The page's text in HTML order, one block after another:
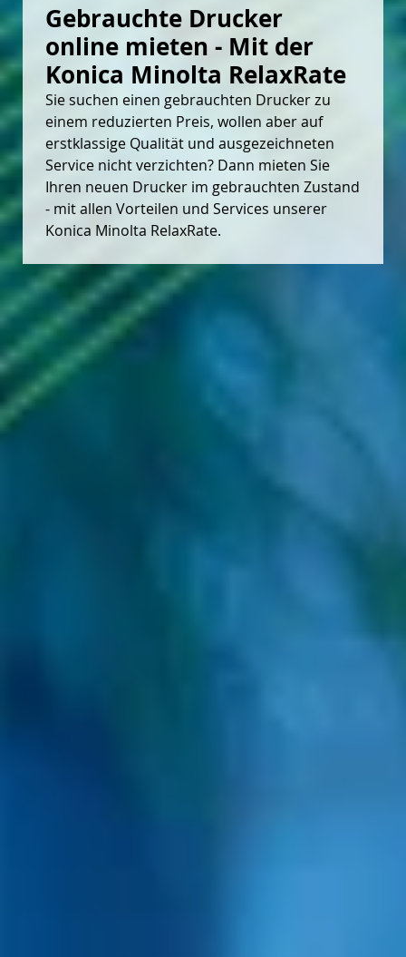
Gebrauchte Drucker
online mieten - Mit der
Konica Minolta RelaxRate
Sie suchen einen gebrauchten Drucker zu
einem reduzierten Preis, wollen aber auf
erstklassige Qualität und ausgezeichneten
Service nicht verzichten? Dann mieten Sie
Ihren neuen Drucker im gebrauchten Zustand
- mit allen Vorteilen und Services unserer
Konica Minolta RelaxRate.